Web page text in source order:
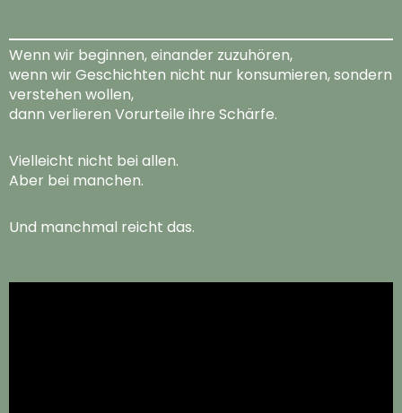
Wenn wir beginnen, einander zuzuhören,
wenn wir Geschichten nicht nur konsumieren, sondern
verstehen wollen,
dann verlieren Vorurteile ihre Schärfe.
Vielleicht nicht bei allen.
Aber bei manchen.
Und manchmal reicht das.